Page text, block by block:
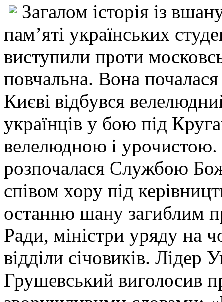
Загалом історія із
пам’яті українських
виступили проти
повчальна. Вона
Києві відбувся
українців у бою під
велелюдною і урочистою.
розпочалася Службою
співом хору під
останню шану загиблим
Ради, міністри уряду на
відділи січовиків. Лідер
Грушевський виголосив